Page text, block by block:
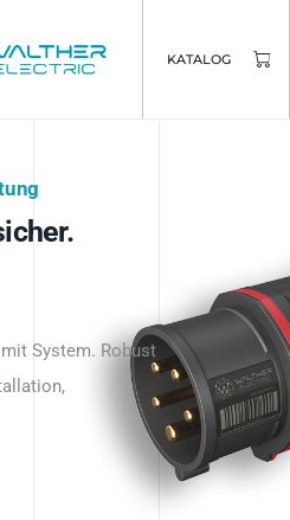
KATALOG
hier.
System. Robust
und